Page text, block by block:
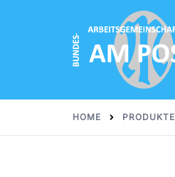
HOME PRODUKTE